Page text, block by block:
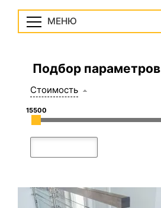
МЕНЮ
Подбор параметров
Стоимость
15500